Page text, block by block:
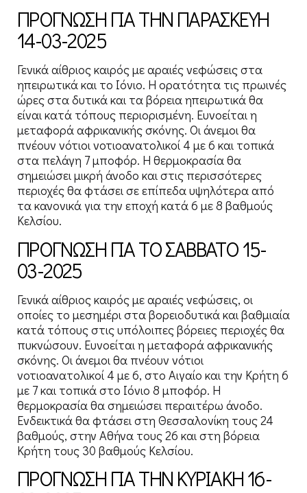
ΠΡΟΓΝΩΣΗ ΓΙΑ ΤΗΝ ΠΑΡΑΣΚΕΥΗ
14-03-2025
Γενικά αίθριος καιρός με αραιές νεφώσεις στα
ηπειρωτικά και το Ιόνιο. Η ορατότητα τις πρωινές
ώρες στα δυτικά και τα βόρεια ηπειρωτικά θα
είναι κατά τόπους περιορισμένη. Ευνοείται η
μεταφορά αφρικανικής σκόνης. Οι άνεμοι θα
πνέουν νότιοι νοτιοανατολικοί 4 με 6 και τοπικά
στα πελάγη 7 μποφόρ. Η θερμοκρασία θα
σημειώσει μικρή άνοδο και στις περισσότερες
περιοχές θα φτάσει σε επίπεδα υψηλότερα από
τα κανονικά για την εποχή κατά 6 με 8 βαθμούς
Κελσίου.
ΠΡΟΓΝΩΣΗ ΓΙΑ ΤΟ ΣΑΒΒΑΤΟ 15-
03-2025
Γενικά αίθριος καιρός με αραιές νεφώσεις, οι
οποίες το μεσημέρι στα βορειοδυτικά και βαθμιαία
κατά τόπους στις υπόλοιπες βόρειες περιοχές θα
πυκνώσουν. Ευνοείται η μεταφορά αφρικανικής
σκόνης. Οι άνεμοι θα πνέουν νότιοι
νοτιοανατολικοί 4 με 6, στο Αιγαίο και την Κρήτη 6
με 7 και τοπικά στο Ιόνιο 8 μποφόρ. Η
θερμοκρασία θα σημειώσει περαιτέρω άνοδο.
Ενδεικτικά θα φτάσει στη Θεσσαλονίκη τους 24
βαθμούς, στην Αθήνα τους 26 και στη βόρεια
Κρήτη τους 30 βαθμούς Κελσίου.
ΠΡΟΓΝΩΣΗ ΓΙΑ ΤΗΝ ΚΥΡΙΑΚΗ 16-